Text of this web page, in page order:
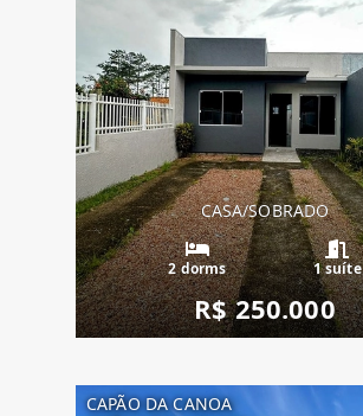
CASA/SOBRADO
2 dorms 1 suíte
R$ 250.000
CAPÃO DA CANOA